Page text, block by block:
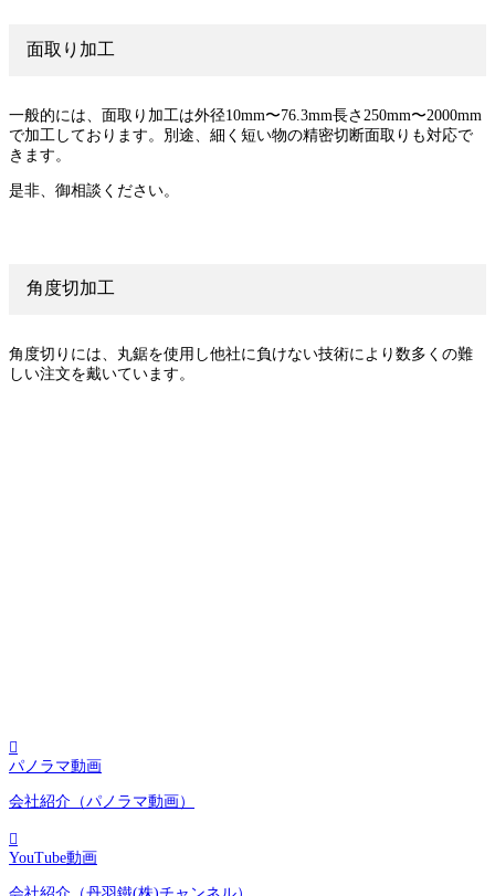
面取り加工
一般的には、面取り加工は外径10mm〜76.3mm長さ250mm〜2000mm
で加工しております。別途、細く短い物の精密切断面取りも対応で
きます。
是非、御相談ください。
角度切加工
角度切りには、丸鋸を使用し他社に負けない技術により数多くの難
しい注文を戴いています。

パノラマ動画
会社紹介（パノラマ動画）

YouTube動画